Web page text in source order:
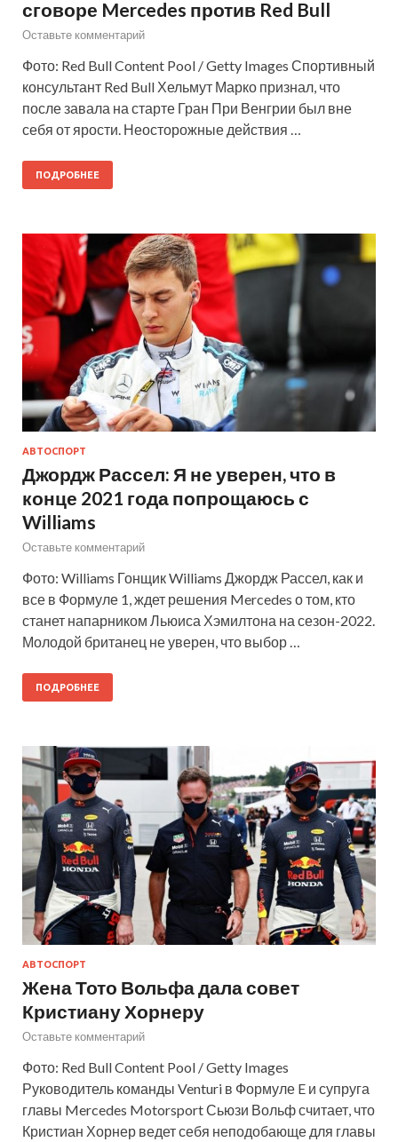
сговоре Mercedes против Red Bull
Оставьте комментарий
Фото: Red Bull Content Pool / Getty Images Спортивный
консультант Red Bull Хельмут Марко признал, что
после завала на старте Гран При Венгрии был вне
себя от ярости. Неосторожные действия …
ПОДРОБНЕЕ
АВТОСПОРТ
Джордж Рассел: Я не уверен, что в
конце 2021 года попрощаюсь с
Williams
Оставьте комментарий
Фото: Williams Гонщик Williams Джордж Рассел, как и
все в Формуле 1, ждет решения Mercedes о том, кто
станет напарником Льюиса Хэмилтона на сезон-2022.
Молодой британец не уверен, что выбор …
ПОДРОБНЕЕ
АВТОСПОРТ
Жена Тото Вольфа дала совет
Кристиану Хорнеру
Оставьте комментарий
Фото: Red Bull Content Pool / Getty Images
Руководитель команды Venturi в Формуле E и супруга
главы Mercedes Motorsport Сьюзи Вольф считает, что
Кристиан Хорнер ведет себя неподобающе для главы